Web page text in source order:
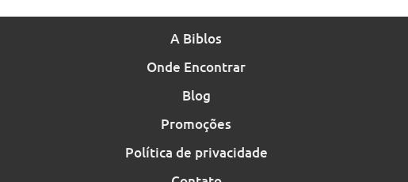
A Biblos
Onde Encontrar
Blog
Promoções
Política de privacidade